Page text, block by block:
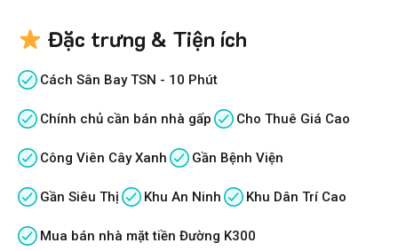
Đặc trưng & Tiện ích
Cách Sân Bay TSN - 10 Phút
Chính chủ cần bán nhà gấp Cho Thuê Giá Cao
Công Viên Cây Xanh Gần Bệnh Viện
Gần Siêu Thị Khu An Ninh Khu Dân Trí Cao
Mua bán nhà mặt tiền Đường K300